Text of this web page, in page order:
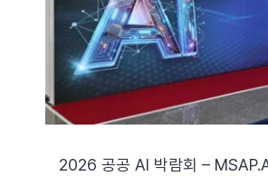
2026 공공 AI 박람회 –